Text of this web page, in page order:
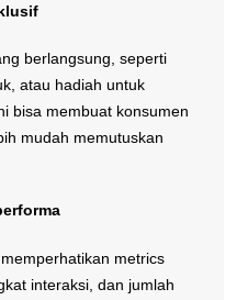
berlangsung, seperti
atau hadiah untuk
bisa membuat konsumen
mudah memutuskan
metrics
interaksi, dan jumlah